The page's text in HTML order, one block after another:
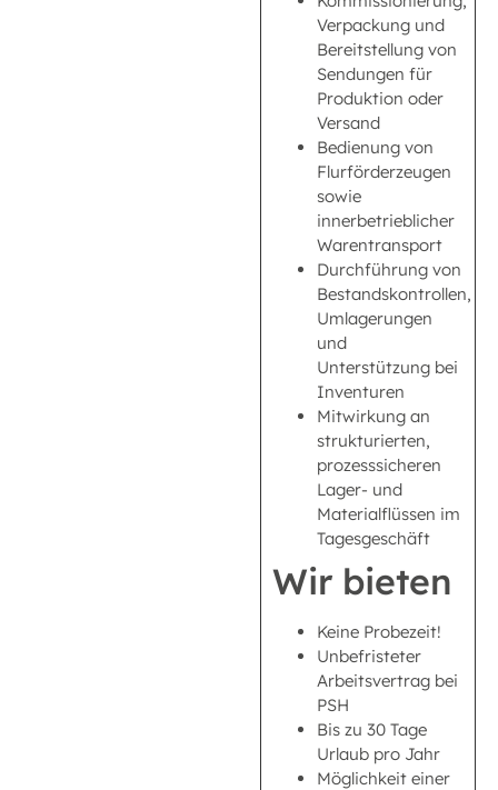
Verpackung und
Bereitstellung von
Sendungen für
Produktion oder
Versand
Bedienung von
Flurförderzeugen
sowie
innerbetrieblicher
Warentransport
Durchführung von
Bestandskontrollen,
Umlagerungen
und
Unterstützung bei
Inventuren
Mitwirkung an
strukturierten,
prozesssicheren
Lager- und
Materialflüssen im
Tagesgeschäft
Wir bieten
Keine Probezeit!
Unbefristeter
Arbeitsvertrag bei
PSH
Bis zu 30 Tage
Urlaub pro Jahr
Möglichkeit einer